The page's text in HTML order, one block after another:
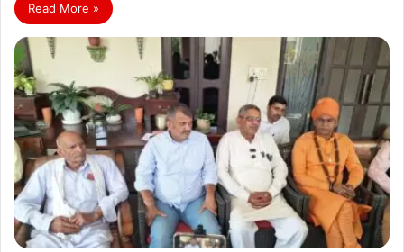
Read More »